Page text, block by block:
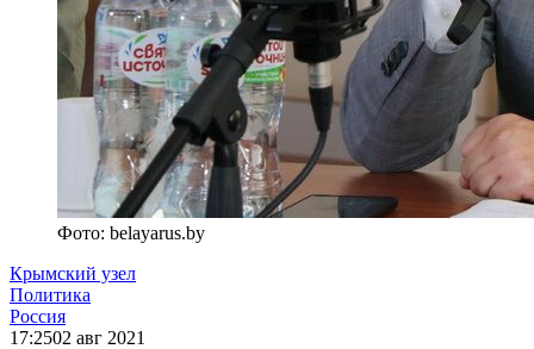
Фото: belayarus.by
Крымский узел
Политика
Россия
17:2502 авг 2021